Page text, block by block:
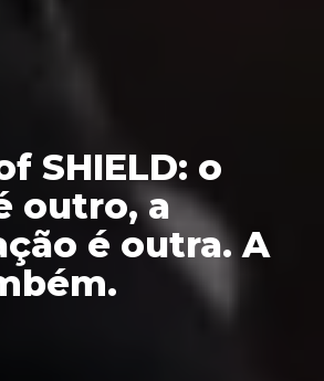
SHIELD: o
outro, a
é outra. A